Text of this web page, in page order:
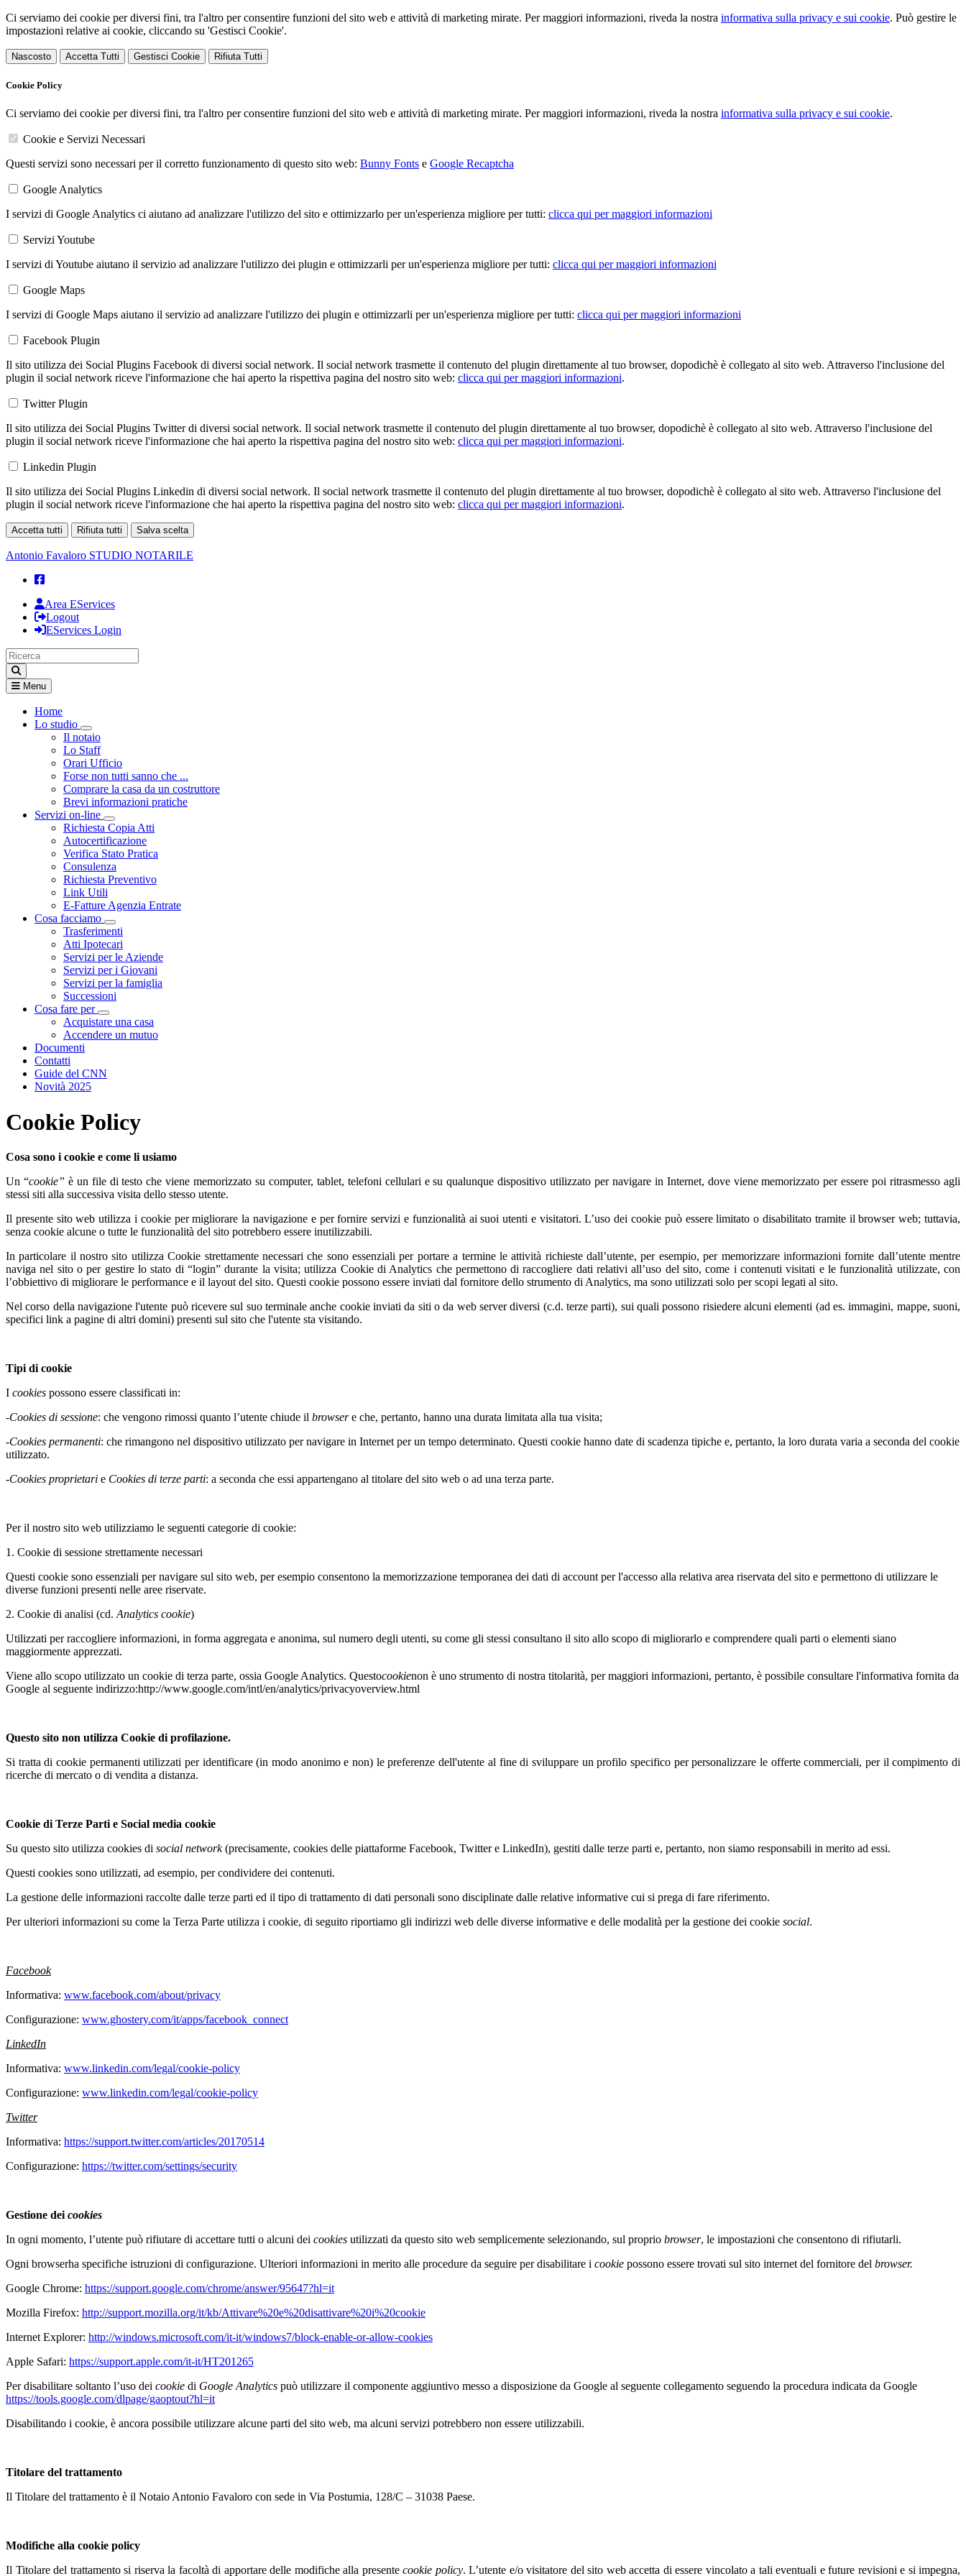
Ci serviamo dei cookie per diversi fini, tra l'altro per consentire funzioni del sito web e attività di marketing mirate. Per maggiori informazioni, riveda la nostra informativa sulla privacy e sui cookie. Può gestire le
impostazioni relative ai cookie, cliccando su 'Gestisci Cookie'.
Nascosto Accetta Tutti Gestisci Cookie Rifiuta Tutti
Cookie Policy
Ci serviamo dei cookie per diversi fini, tra l'altro per consentire funzioni del sito web e attività di marketing mirate. Per maggiori informazioni, riveda la nostra informativa sulla privacy e sui cookie.
Cookie e Servizi Necessari
Questi servizi sono necessari per il corretto funzionamento di questo sito web: Bunny Fonts e Google Recaptcha
Google Analytics
I servizi di Google Analytics ci aiutano ad analizzare l'utilizzo del sito e ottimizzarlo per un'esperienza migliore per tutti: clicca qui per maggiori informazioni
Servizi Youtube
I servizi di Youtube aiutano il servizio ad analizzare l'utilizzo dei plugin e ottimizzarli per un'esperienza migliore per tutti: clicca qui per maggiori informazioni
Google Maps
I servizi di Google Maps aiutano il servizio ad analizzare l'utilizzo dei plugin e ottimizzarli per un'esperienza migliore per tutti: clicca qui per maggiori informazioni
Facebook Plugin
Il sito utilizza dei Social Plugins Facebook di diversi social network. Il social network trasmette il contenuto del plugin direttamente al tuo browser, dopodichè è collegato al sito web. Attraverso l'inclusione del
plugin il social network riceve l'informazione che hai aperto la rispettiva pagina del nostro sito web: clicca qui per maggiori informazioni.
Twitter Plugin
Il sito utilizza dei Social Plugins Twitter di diversi social network. Il social network trasmette il contenuto del plugin direttamente al tuo browser, dopodichè è collegato al sito web. Attraverso l'inclusione del
plugin il social network riceve l'informazione che hai aperto la rispettiva pagina del nostro sito web: clicca qui per maggiori informazioni.
Linkedin Plugin
Il sito utilizza dei Social Plugins Linkedin di diversi social network. Il social network trasmette il contenuto del plugin direttamente al tuo browser, dopodichè è collegato al sito web. Attraverso l'inclusione del
plugin il social network riceve l'informazione che hai aperto la rispettiva pagina del nostro sito web: clicca qui per maggiori informazioni.
Accetta tutti Rifiuta tutti Salva scelta
Antonio Favaloro STUDIO NOTARILE
Area EServices
Logout
EServices Login
Menu
Home
Lo studio
Visualizza menù di secondo livello
Il notaio
Lo Staff
Orari Ufficio
Forse non tutti sanno che ...
Comprare la casa da un costruttore
Brevi informazioni pratiche
Servizi on-line
Visualizza menù di secondo livello
Richiesta Copia Atti
Autocertificazione
Verifica Stato Pratica
Consulenza
Richiesta Preventivo
Link Utili
E-Fatture Agenzia Entrate
Cosa facciamo
Visualizza menù di secondo livello
Trasferimenti
Atti Ipotecari
Servizi per le Aziende
Servizi per i Giovani
Servizi per la famiglia
Successioni
Cosa fare per
Visualizza menù di secondo livello
Acquistare una casa
Accendere un mutuo
Documenti
Contatti
Guide del CNN
Novità 2025
Cookie Policy
Cosa sono i cookie e come li usiamo
Un “cookie” è un file di testo che viene memorizzato su computer, tablet, telefoni cellulari e su qualunque dispositivo utilizzato per navigare in Internet, dove viene memorizzato per essere poi ritrasmesso agli
stessi siti alla successiva visita dello stesso utente.
Il presente sito web utilizza i cookie per migliorare la navigazione e per fornire servizi e funzionalità ai suoi utenti e visitatori. L’uso dei cookie può essere limitato o disabilitato tramite il browser web; tuttavia,
senza cookie alcune o tutte le funzionalità del sito potrebbero essere inutilizzabili.
In particolare il nostro sito utilizza Cookie strettamente necessari che sono essenziali per portare a termine le attività richieste dall’utente, per esempio, per memorizzare informazioni fornite dall’utente mentre
naviga nel sito o per gestire lo stato di “login” durante la visita; utilizza Cookie di Analytics che permettono di raccogliere dati relativi all’uso del sito, come i contenuti visitati e le funzionalità utilizzate, con
l’obbiettivo di migliorare le performance e il layout del sito. Questi cookie possono essere inviati dal fornitore dello strumento di Analytics, ma sono utilizzati solo per scopi legati al sito.
Nel corso della navigazione l'utente può ricevere sul suo terminale anche cookie inviati da siti o da web server diversi (c.d. terze parti), sui quali possono risiedere alcuni elementi (ad es. immagini, mappe, suoni,
specifici link a pagine di altri domini) presenti sul sito che l'utente sta visitando.
Tipi di cookie
I cookies possono essere classificati in:
-Cookies di sessione: che vengono rimossi quanto l’utente chiude il browsere che, pertanto, hanno una durata limitata alla tua visita;
-Cookies permanenti: che rimangono nel dispositivo utilizzato per navigare in Internet per un tempo determinato. Questi cookie hanno date di scadenza tipiche e, pertanto, la loro durata varia a seconda del cookie
utilizzato.
-Cookies proprietari e Cookies di terze parti: a seconda che essi appartengano al titolare del sito web o ad una terza parte.
Per il nostro sito web utilizziamo le seguenti categorie di cookie:
1. Cookie di sessione strettamente necessari
Questi cookie sono essenziali per navigare sul sito web, per esempio consentono la memorizzazione temporanea dei dati di account per l'accesso alla relativa area riservata del sito e permettono di utilizzare le
diverse funzioni presenti nelle aree riservate.
2. Cookie di analisi (cd. Analytics cookie)
Utilizzati per raccogliere informazioni, in forma aggregata e anonima, sul numero degli utenti, su come gli stessi consultano il sito allo scopo di migliorarlo e comprendere quali parti o elementi siano
maggiormente apprezzati.
Viene allo scopo utilizzato un cookie di terza parte, ossia Google Analytics. Questocookienon è uno strumento di nostra titolarità, per maggiori informazioni, pertanto, è possibile consultare l'informativa fornita da
Google al seguente indirizzo:http://www.google.com/intl/en/analytics/privacyoverview.html
Questo sito non utilizza Cookie di profilazione.
Si tratta di cookie permanenti utilizzati per identificare (in modo anonimo e non) le preferenze dell'utente al fine di sviluppare un profilo specifico per personalizzare le offerte commerciali, per il compimento di
ricerche di mercato o di vendita a distanza.
Cookie di Terze Parti e Social media cookie
Su questo sito utilizza cookies di social network(precisamente, cookies delle piattaforme Facebook, Twitter e LinkedIn), gestiti dalle terze parti e, pertanto, non siamo responsabili in merito ad essi.
Questi cookies sono utilizzati, ad esempio, per condividere dei contenuti.
La gestione delle informazioni raccolte dalle terze parti ed il tipo di trattamento di dati personali sono disciplinate dalle relative informative cui si prega di fare riferimento.
Per ulteriori informazioni su come la Terza Parte utilizza i cookie, di seguito riportiamo gli indirizzi web delle diverse informative e delle modalità per la gestione dei cookie social.
Facebook
Informativa: www.facebook.com/about/privacy
Configurazione: www.ghostery.com/it/apps/facebook_connect
LinkedIn
Informativa: www.linkedin.com/legal/cookie-policy
Configurazione: www.linkedin.com/legal/cookie-policy
Twitter
Informativa: https://support.twitter.com/articles/20170514
Configurazione: https://twitter.com/settings/security
Gestione dei cookies
In ogni momento, l’utente può rifiutare di accettare tutti o alcuni dei cookies utilizzati da questo sito web semplicemente selezionando, sul proprio browser, le impostazioni che consentono di rifiutarli.
Ogni browserha specifiche istruzioni di configurazione. Ulteriori informazioni in merito alle procedure da seguire per disabilitare i cookie possono essere trovati sul sito internet del fornitore del browser.
Google Chrome: https://support.google.com/chrome/answer/95647?hl=it
Mozilla Firefox: http://support.mozilla.org/it/kb/Attivare%20e%20disattivare%20i%20cookie
Internet Explorer: http://windows.microsoft.com/it-it/windows7/block-enable-or-allow-cookies
Apple Safari: https://support.apple.com/it-it/HT201265
Per disabilitare soltanto l’uso dei cookie di Google Analytics può utilizzare il componente aggiuntivo messo a disposizione da Google al seguente collegamento seguendo la procedura indicata da Google
https://tools.google.com/dlpage/gaoptout?hl=it
Disabilitando i cookie, è ancora possibile utilizzare alcune parti del sito web, ma alcuni servizi potrebbero non essere utilizzabili.
Titolare del trattamento
Il Titolare del trattamento è il Notaio Antonio Favaloro con sede in Via Postumia, 128/C – 31038 Paese.
Modifiche alla cookie policy
Il Titolare del trattamento si riserva la facoltà di apportare delle modifiche alla presente cookie policy. L’utente e/o visitatore del sito web accetta di essere vincolato a tali eventuali e future revisioni e si impegna,